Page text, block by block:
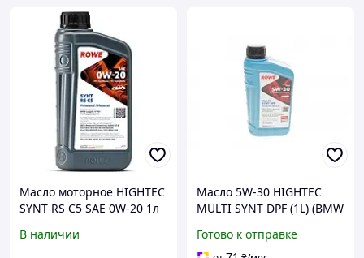
Масло моторное HIGHTEC
SYNT RS C5 SAE 0W-20 1л
В наличии
Масло 5W-30 HIGHTEC
MULTI SYNT DPF (1L) (BMW
04/MB229.51/229.31/229.5
Готово к отправке